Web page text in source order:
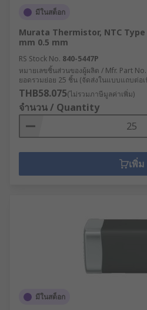
มีในสต็อก
Murata Thermistor, NTC Type
mm 0.5 mm
RS Stock No. 840-5447P
หมายเลขชิ้นส่วนของผู้ผลิต / Mfr. Part No.
ยอดรวมย่อย 25 ชิ้น (จัดส่งในแบบแถบต่อเ
THB58.075(ไม่รวมภาษีมูลค่าเพิ่ม)
จำนวน / Quantity
เพิ่ม
มีในสต็อก